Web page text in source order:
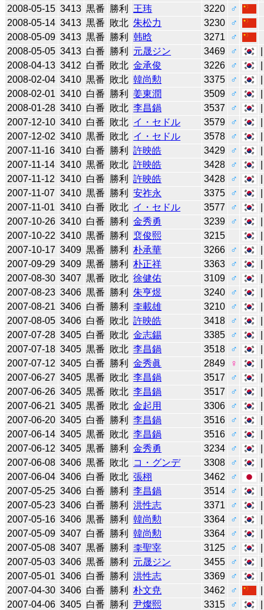
2008-05-15 3413 黒番 勝利 王玮 3220
♂
2008-05-14 3413 黒番 敗北 朱松力 3230
♂
2008-05-09 3413 黒番 勝利 韩晗 3271
♂
2008-05-05 3413 白番 勝利 元晟ジン 3469 ♂
2008-04-13 3412 白番 敗北 金承俊 3226 ♂
2008-02-04 3410 黒番 敗北 韓尚勲 3375 ♂
2008-02-01 3410 白番 勝利 姜東潤 3509 ♂
2008-01-28 3410 白番 敗北 李昌鍋 3537 ♂
2007-12-10 3410 白番 敗北 イ・セドル 3579 ♂
2007-12-02 3410 黒番 敗北 イ・セドル 3578 ♂
2007-11-16 3410 白番 勝利 許映皓 3429 ♂
2007-11-14 3410 黒番 敗北 許映皓 3428 ♂
2007-11-12 3410 白番 勝利 許映皓 3428 ♂
2007-11-07 3410 黒番 勝利 安祚永 3375 ♂
2007-11-01 3410 白番 敗北 イ・セドル 3577 ♂
2007-10-26 3410 白番 勝利 金秀勇 3239 ♂
2007-10-22 3410 黒番 勝利 裵俊熙 3215
2007-10-17 3409 黒番 勝利 朴承華 3266 ♂
2007-09-29 3409 黒番 勝利 朴正祥 3363 ♂
2007-08-30 3407 黒番 敗北 徐健佑 3109 ♂
2007-08-23 3406 黒番 勝利 朱亨煜 3240 ♂
2007-08-21 3406 白番 勝利 李載雄 3210 ♂
2007-08-05 3406 白番 敗北 許映皓 3418 ♂
2007-07-28 3405 白番 敗北 金志錫 3385 ♂
2007-07-18 3405 黒番 敗北 李昌鍋 3518 ♂
2007-07-12 3405 白番 勝利 金秀眞 2849 ♀
2007-06-27 3405 黒番 敗北 李昌鍋 3517 ♂
2007-06-26 3405 黒番 敗北 李昌鍋 3517 ♂
2007-06-21 3405 黒番 敗北 金起用 3306 ♂
2007-06-20 3405 白番 勝利 李昌鍋 3516 ♂
2007-06-14 3405 黒番 敗北 李昌鍋 3516 ♂
2007-06-12 3405 黒番 勝利 金秀勇 3234 ♂
2007-06-08 3406 黒番 敗北 コ・グンデ 3308 ♂
2007-06-04 3406 白番 敗北 張栩 3462 ♂
2007-05-25 3406 白番 勝利 李昌鍋 3514 ♂
2007-05-23 3406 白番 勝利 洪性志 3371 ♂
2007-05-16 3406 黒番 勝利 韓尚勲 3364 ♂
2007-05-09 3407 白番 勝利 韓尚勲 3364 ♂
2007-05-08 3407 黒番 勝利 李聖宰 3125 ♂
2007-05-03 3406 黒番 勝利 元晟ジン 3455 ♂
2007-05-01 3406 白番 勝利 洪性志 3369 ♂
2007-04-30 3406 白番 勝利 朴文尭 3462 ♂
2007-04-06 3405 白番 勝利 尹燦熙 3315 ♂